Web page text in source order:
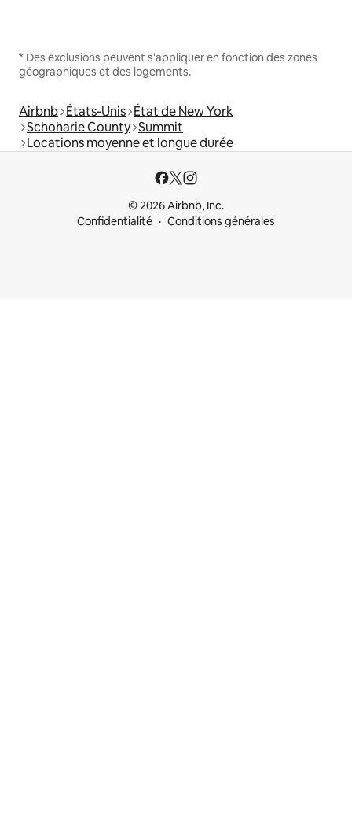
* Des exclusions peuvent s'appliquer en fonction des zones
géographiques et des logements.
Airbnb États-Unis État de New York
Schoharie County Summit
Locations moyenne et longue durée
© 2026 Airbnb, Inc.
Confidentialité
Conditions générales